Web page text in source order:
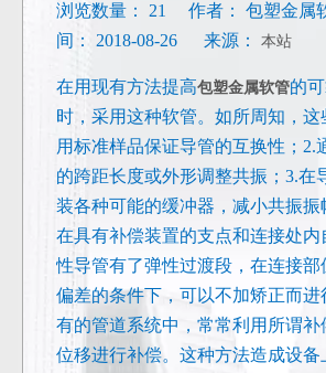
浏览数量： 21
作者： 包塑金
间： 2018-08-26 来源： 本站
在用现有方法提高包塑金属软管的
时，采用这种软管。如所周知，这
用标准样品保证导管的互换性；2.
的跨距长度或外形调整共振；3.在
装各种可能的缓冲器，减小共振振
在具有补偿装置的支点和连接处内
性导管有了弹性过渡段，在连接部
偏差的条件下，可以不加矫正而进
有的管道系统中，常常利用所谓补
位移进行补偿。这种方法造成设备